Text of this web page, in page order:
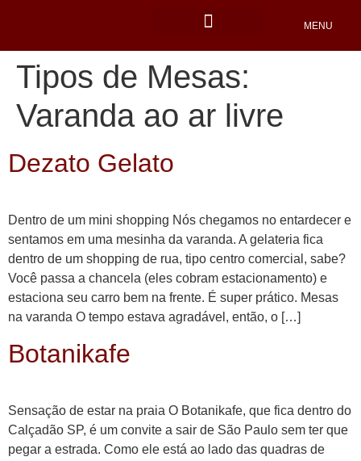
MENU
Tipos de Mesas:
Varanda ao ar livre
Dezato Gelato
Dentro de um mini shopping Nós chegamos no entardecer e
sentamos em uma mesinha da varanda. A gelateria fica
dentro de um shopping de rua, tipo centro comercial, sabe?
Você passa a chancela (eles cobram estacionamento) e
estaciona seu carro bem na frente. É super prático. Mesas
na varanda O tempo estava agradável, então, o […]
Botanikafe
Sensação de estar na praia O Botanikafe, que fica dentro do
Calçadão SP, é um convite a sair de São Paulo sem ter que
pegar a estrada. Como ele está ao lado das quadras de